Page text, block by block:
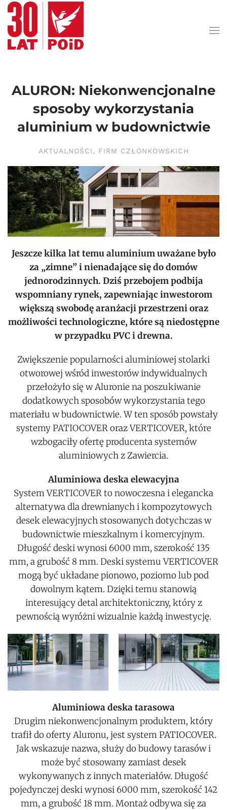
Przejdź do treści głównej
ALURON: Niekonwencjonalne
sposoby wykorzystania
aluminium w budownictwie
AKTUALNOŚCI, FIRM CZŁONKOWSKICH
Jeszcze kilka lat temu aluminium uważane było
za „zimne” i nienadające się do domów
jednorodzinnych. Dziś przebojem podbija
wspomniany rynek, zapewniając inwestorom
większą swobodę aranżacji przestrzeni oraz
możliwości technologiczne, które są niedostępne
w przypadku PVC i drewna.
Zwiększenie popularności aluminiowej stolarki
otworowej wśród inwestorów indywidualnych
przełożyło się w Aluronie na poszukiwanie
dodatkowych sposobów wykorzystania tego
materiału w budownictwie. W ten sposób powstały
systemy PATIOCOVER oraz VERTICOVER, które
wzbogaciły ofertę producenta systemów
aluminiowych z Zawiercia.
Aluminiowa deska elewacyjna
System VERTICOVER to nowoczesna i elegancka
alternatywa dla drewnianych i kompozytowych
desek elewacyjnych stosowanych dotychczas w
budownictwie mieszkalnym i komercyjnym.
Długość deski wynosi 6000 mm, szerokość 135
mm, a grubość 8 mm. Deski systemu VERTICOVER
mogą być układane pionowo, poziomo lub pod
dowolnym kątem. Dzięki temu stanowią
interesujący detal architektoniczny, który z
pewnością wyróżni wizualnie każdą inwestycję.
Aluminiowa deska tarasowa
Drugim niekonwencjonalnym produktem, który
trafił do oferty Aluronu, jest system PATIOCOVER.
Jak wskazuje nazwa, służy do budowy tarasów i
może być stosowany zamiast desek
wykonywanych z innych materiałów. Długość
pojedynczej deski wynosi 6000 mm, szerokość 142
mm, a grubość 18 mm. Montaż odbywa się za